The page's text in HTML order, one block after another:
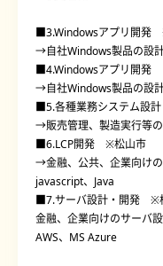
■3.Windowsアプリ開発
→自社Windows製品の設
■4.Windowsアプリ開
→自社Windows製品の設
■5.各種業務システム設
→販売管理、製造実行等
■6.LCP開発 ※松山市
→金融、公共、企業向け
javascript、Java
■7.サーバ設計・開発 ※
金融、企業向けのサーバ
AWS、MS Azure